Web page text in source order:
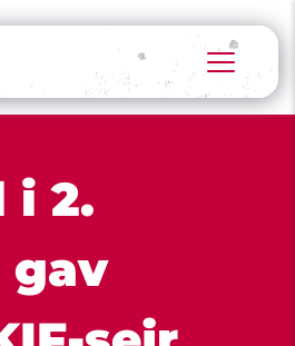
i 2.
gav